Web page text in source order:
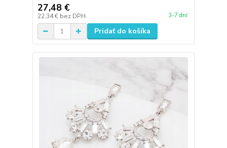
27,48 €
22,34 € bez DPH 3-7 dní
Pridať do košíka